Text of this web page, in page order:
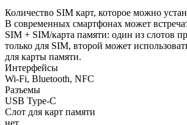
Количество SIM карт, которое можно
В современных смартфонах может
SIM + SIM/карта памяти: один из слотов
только для SIM, второй может
для карты памяти.
Интерфейсы
Wi-Fi, Bluetooth, NFC
Разъемы
USB Type-C
Слот для карт памяти
нет